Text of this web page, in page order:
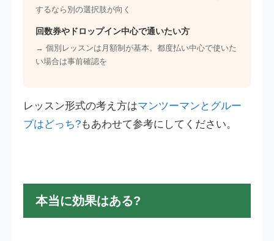
するなら別の選択肢が向く
回数券やドロップイン中心で通いたい方
→ 個別レッスンは月額制が基本。都度払い中心で使いた
い場合は事前確認を
レッスン形式の考え方はマンツーマンとグルー
プはどっち?もあわせて参考にしてください。
本当に効果はある?